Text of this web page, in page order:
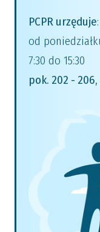
PCPR urzęduje:
od
7:30 do 15:30
pok. 202 -